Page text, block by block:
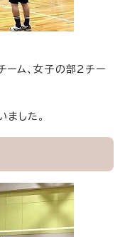
ーム、女子の部2チー
した。